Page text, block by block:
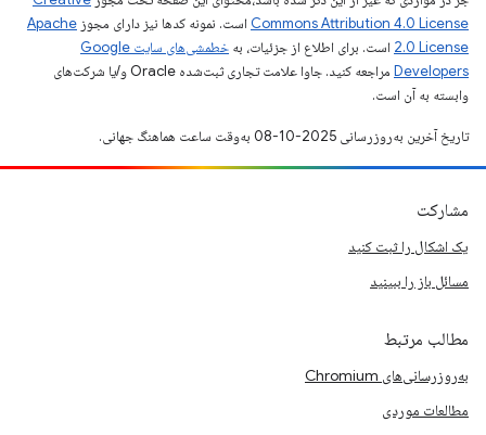
Commons Attribution 4.0 License است. نمونه کدها نیز دارای مجوز Apache
2.0 License است. برای اطلاع از جزئیات، به
خطمشی‌های سایت Google
Developers‏
مراجعه کنید. جاوا علامت تجاری ثبت‌شده Oracle و/یا شرکت‌های
وابسته به آن است.
تاریخ آخرین به‌روزرسانی 2025-10-08 به‌وقت ساعت هماهنگ جهانی.
مشارکت
یک اشکال را ثبت کنید
مسائل باز را ببینید
مطالب مرتبط
به‌روزرسانی‌های Chromium
مطالعات موردی